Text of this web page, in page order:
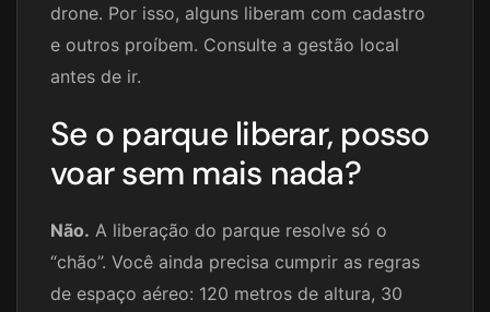
drone. Por isso, alguns liberam com cadastro
e outros proíbem. Consulte a gestão local
antes de ir.
Se o parque liberar, posso
voar sem mais nada?
Não. A liberação do parque resolve só o
“chão”. Você ainda precisa cumprir as regras
de espaço aéreo: 120 metros de altura, 30